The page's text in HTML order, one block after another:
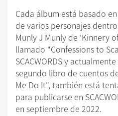
Cada álbum está basado
de varios personajes
Munly J Munly de 'Kinnery
llamado "Confessions to
SCACWORDS y
segundo libro de cuentos
Me Do It", también está
para publicarse en
en septiembre de 2022.